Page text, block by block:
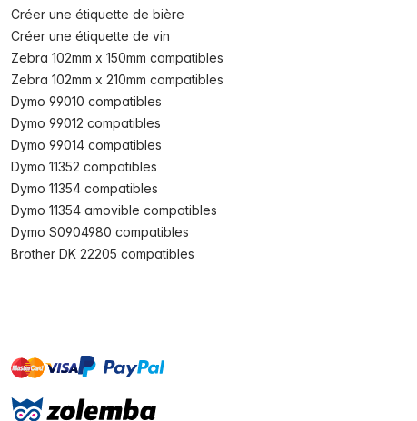
Créer une étiquette de bière
Créer une étiquette de vin
Zebra 102mm x 150mm compatibles
Zebra 102mm x 210mm compatibles
Dymo 99010 compatibles
Dymo 99012 compatibles
Dymo 99014 compatibles
Dymo 11352 compatibles
Dymo 11354 compatibles
Dymo 11354 amovible compatibles
Dymo S0904980 compatibles
Brother DK 22205 compatibles
mastervisa paypal